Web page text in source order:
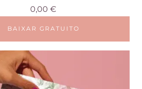
0,00€
BAIXAR GRATUITO
Este
produto
tem